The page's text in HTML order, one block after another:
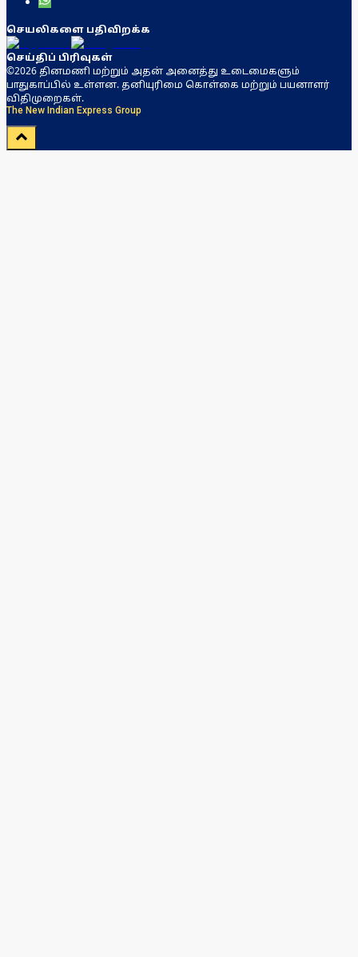
செயலிகளை பதிவிறக்க
செய்திப் பிரிவுகள்
©2026 தினமணி மற்றும் அதன் அனைத்து உடைமைகளும்
பாதுகாப்பில் உள்ளன. தனியுரிமை கொள்கை மற்றும் பயனாளர்
விதிமுறைகள்.
The New Indian Express Group